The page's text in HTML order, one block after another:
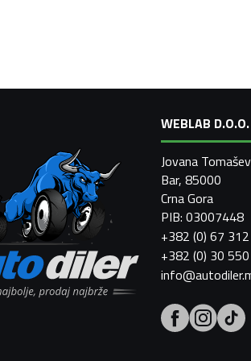
WEBLAB D.O.O.
Jovana
Bar, 85000
Crna Gora
PIB: 03007448
+382 (0) 67
+382 (0) 30